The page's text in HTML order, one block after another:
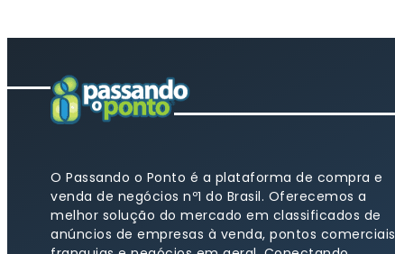
O Passando o Ponto é a plataforma de compra e
venda de negócios nº1 do Brasil. Oferecemos a
melhor solução do mercado em classificados de
anúncios de empresas à venda, pontos comerciais